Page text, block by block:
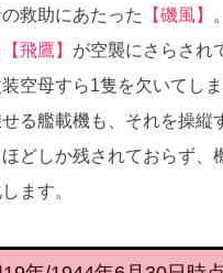
救助にあたった
【磯風】
。
【飛鷹】 が空襲にさらされ
空母すら1隻を欠いてしま
る艦載機も、それを操縦
ほどしか残されておらず、
ます。